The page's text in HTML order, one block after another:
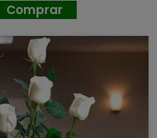
Comprar